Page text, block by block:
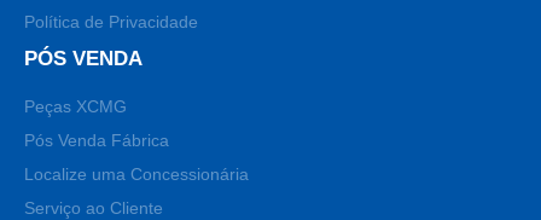
Política de Privacidade
PÓS VENDA
Peças XCMG
Pós Venda Fábrica
Localize uma Concessionária
Serviço ao Cliente